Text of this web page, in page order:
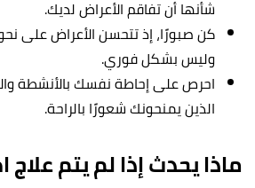
شأنها أن تفاقم الأعراض لديك.
كن صبورًا، إذ تتحسن الأعراض على
وليس بشكل فوري.
احرص على إحاطة نفسك بالأنشطة
الذين يمنحونك شعورًا بالراحة.
ماذا يحدث إذا لم يتم